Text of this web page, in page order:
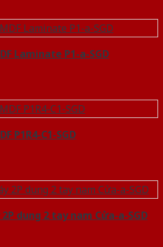
Laminate P1-a-SGD
P1R4-C1-SGD
dung 2 tay nam Cửa-a-SGD